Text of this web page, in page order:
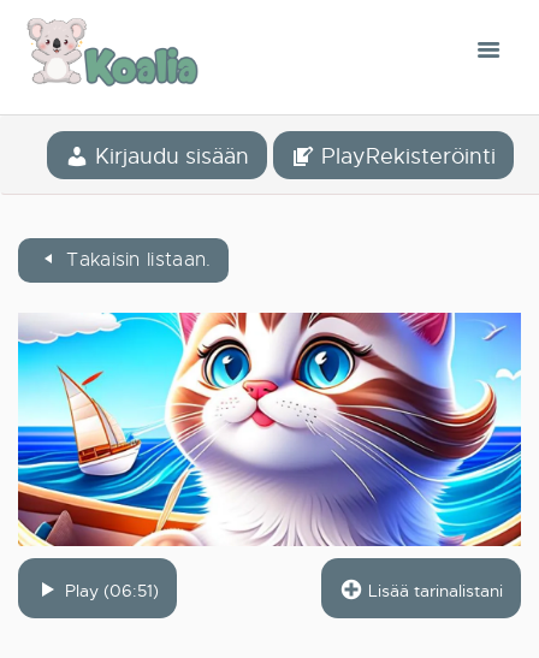
MOBIILISOVELLUS
KIRJASTO
CONTACT
SUOMI
Kirjaudu sisään PlayRekisteröinti
Takaisin listaan.
Play (06:51) Lisää tarinalistani